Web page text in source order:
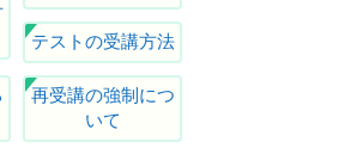
テストの受講方法
再受講の強制につ
いて